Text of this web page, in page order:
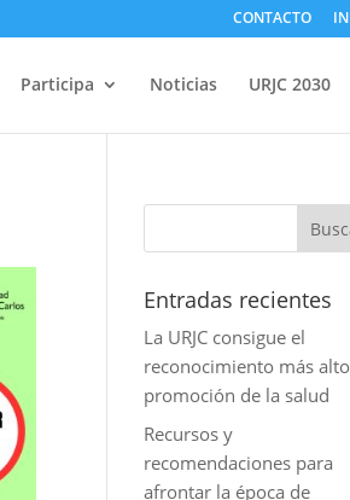
CONTACTO
Participa Noticias URJC 2030
Entradas recientes
La URJC consigue el
reconocimiento más
promoción de la salud
Recursos y
recomendaciones para
afrontar la época de